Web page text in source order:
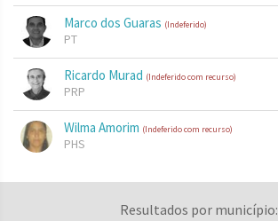
Marco dos Guaras (Indeferido)
PT
Ricardo Murad (Indeferido com recurso)
PRP
Wilma Amorim (Indeferido com recurso)
PHS
Resultados por município: